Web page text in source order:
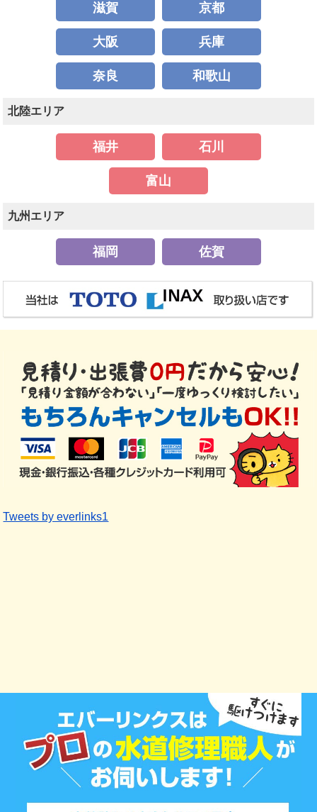
滋賀 京都
大阪 兵庫
奈良 和歌山
北陸エリア
福井 石川
富山
九州エリア
福岡 佐賀
Tweets by everlinks1